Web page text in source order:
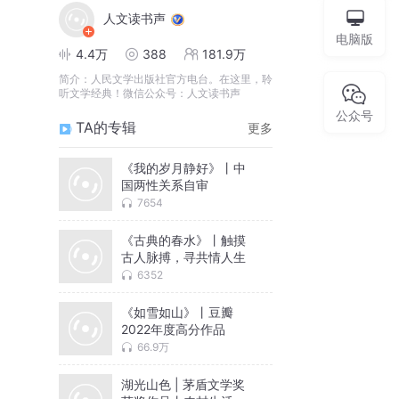
人文读书声
4.4万 388 181.9万
简介： 人民文学出版社官方电台。在这里，聆
听文学经典！微信公众号：人文读书声
TA的专辑 更多
《我的岁月静好》丨中
国两性关系自审
7654
《古典的春水》丨触摸
古人脉搏，寻共情人生
6352
《如雪如山》丨豆瓣
2022年度高分作品
66.9万
湖光山色 | 茅盾文学奖
电脑版
公众号